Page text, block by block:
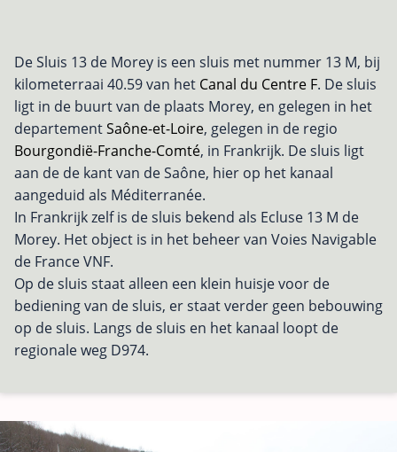
De Sluis 13 de Morey is een sluis met nummer 13 M, bij
kilometerraai 40.59 van het Canal du Centre F. De sluis
ligt in de buurt van de plaats Morey, en gelegen in het
departementSaône-et-Loire, gelegen in de regio
Bourgondië-Franche-Comté, in Frankrijk. De sluis ligt
aan de de kant van de Saône, hier op het kanaal
aangeduid als Méditerranée.
In Frankrijk zelf is de sluis bekend als Ecluse 13 M de
Morey. Het object is in het beheer van Voies Navigable
de France VNF.
Op de sluis staat alleen een klein huisje voor de
bediening van de sluis, er staat verder geen bebouwing
op de sluis. Langs de sluis en het kanaal loopt de
regionale weg D974.